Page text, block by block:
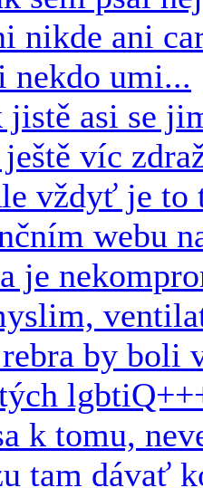
nikde ani
nekdo umi...
jistě asi se
víc
vždyť je to
webu
je
rebra by boli
k tomu,
tam dávať